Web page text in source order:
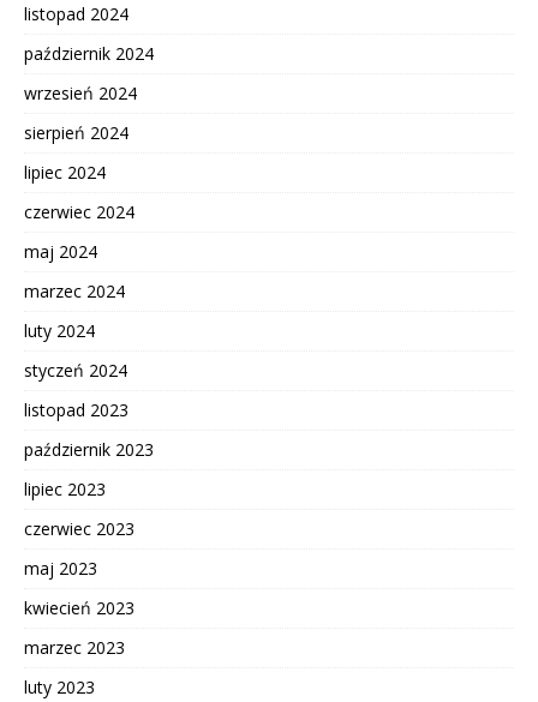
listopad 2024
październik 2024
wrzesień 2024
sierpień 2024
lipiec 2024
czerwiec 2024
maj 2024
marzec 2024
luty 2024
styczeń 2024
listopad 2023
październik 2023
lipiec 2023
czerwiec 2023
maj 2023
kwiecień 2023
marzec 2023
luty 2023